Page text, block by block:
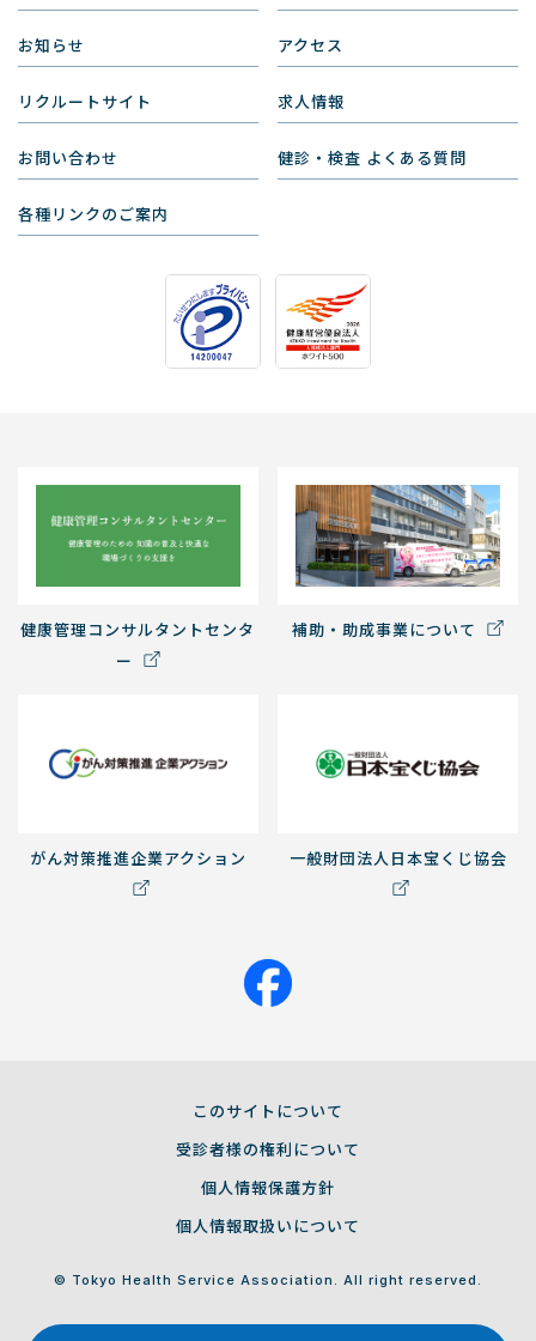
お知らせ アクセス
リクルートサイト 求人情報
お問い合わせ 健診・検査 よくある質問
各種リンクのご案内
健康管理コンサルタントセンタ
ー
補助・助成事業について
がん対策推進企業アクション 一般財団法人日本宝くじ協会
このサイトについて
受診者様の権利について
個人情報保護方針
個人情報取扱いについて
© Tokyo Health Service Association. All right reserved.